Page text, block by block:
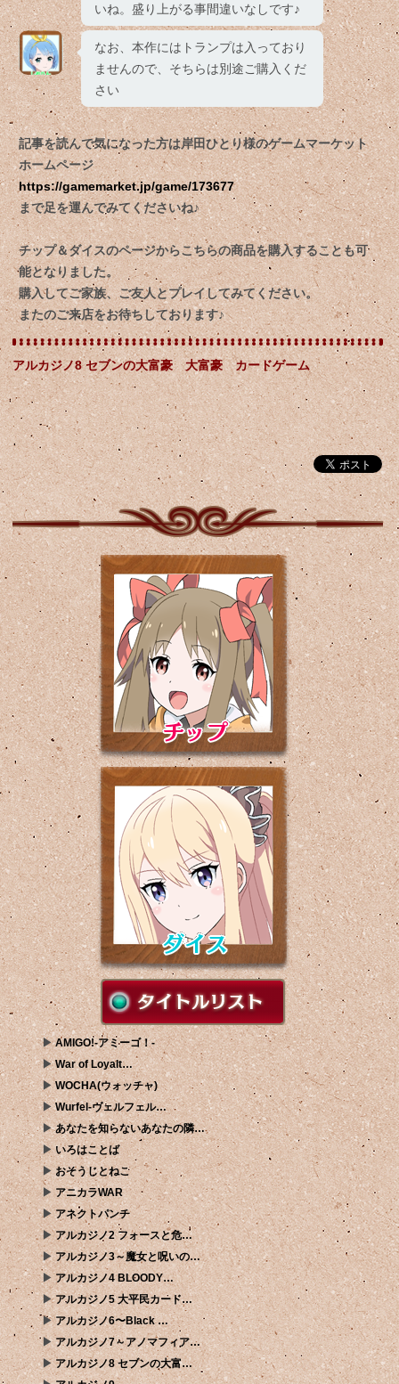
いね。盛り上がる事間違いなしです♪
なお、本作にはトランプは入っており
ませんので、そちらは別途ご購入くだ
さい
記事を読んで気になった方は岸田ひとり様のゲームマーケット
ホームページ
https://gamemarket.jp/game/173677
まで足を運んでみてくださいね♪
チップ＆ダイスのページからこちらの商品を購入することも可
能となりました。
購入してご家族、ご友人とプレイしてみてください。
またのご来店をお待ちしております♪
アルカジノ8 セブンの大富豪 大富豪 カードゲーム
AMIGO!-アミーゴ！-
War of Loyalt…
WOCHA(ウォッチャ)
Wurfel-ヴェルフェル…
あなたを知らないあなたの隣…
いろはことば
おそうじとねこ
アニカラWAR
アネクトパンチ
アルカジノ2 フォースと危…
アルカジノ3～魔女と呪いの…
アルカジノ4 BLOODY…
アルカジノ5 大平民カード…
アルカジノ6〜Black …
アルカジノ7～アノマフィア…
アルカジノ8 セブンの大富…